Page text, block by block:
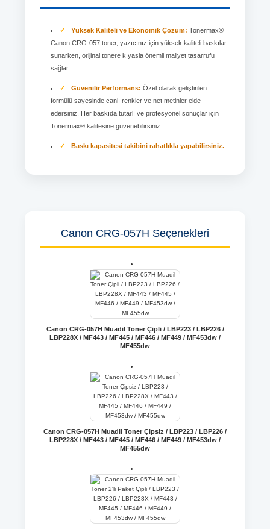
Yüksek Kaliteli ve Ekonomik Çözüm: Tonermax®
Canon CRG-057 toner, yazıcınız için yüksek kaliteli baskılar
sunarken, orijinal tonere kıyasla önemli maliyet tasarrufu
sağlar.
Güvenilir Performans: Özel olarak geliştirilen
formülü sayesinde canlı renkler ve net metinler elde
edersiniz. Her baskıda tutarlı ve profesyonel sonuçlar için
Tonermax® kalitesine güvenebilirsiniz.
Baskı kapasitesi takibini rahatlıkla yapabilirsiniz.
Canon CRG-057H Seçenekleri
Canon CRG-057H Muadil Toner Çipli / LBP223 / LBP226 /
LBP228X / MF443 / MF445 / MF446 / MF449 / MF453dw /
MF455dw
Canon CRG-057H Muadil Toner Çipsiz / LBP223 / LBP226 /
LBP228X / MF443 / MF445 / MF446 / MF449 / MF453dw /
MF455dw